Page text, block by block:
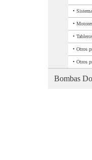
•
•
•
• Otros
• Otros
Bombas